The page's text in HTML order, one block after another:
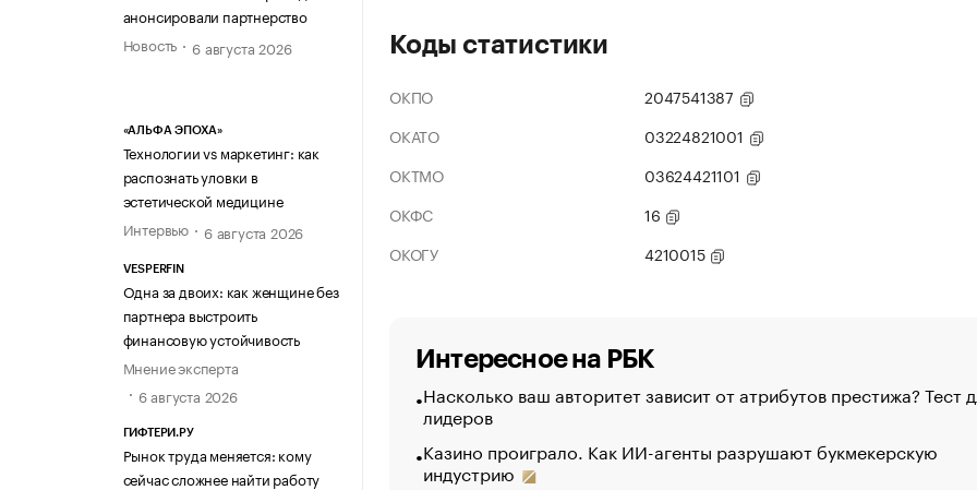
анонсировали партнерство
Новость
6 августа 2026
«АЛЬФА ЭПОХА»
Технологии vs маркетинг: как
распознать уловки в
эстетической медицине
Интервью
6 августа 2026
VESPERFIN
Одна за двоих: как женщине без
партнера выстроить
финансовую устойчивость
Мнение эксперта
6 августа 2026
ГИФТЕРИ.РУ
Рынок труда меняется: кому
сейчас сложнее найти работу
Коды статистики
ОКПО
2047541387
ОКАТО
03224821001
ОКТМО
03624421101
ОКФС
16
ОКОГУ
4210015
Интересное на РБК
Насколько ваш авторитет зависит от атрибутов престижа? Тест
лидеров
Казино проиграло. Как ИИ-агенты разрушают букмекерскую
индустрию